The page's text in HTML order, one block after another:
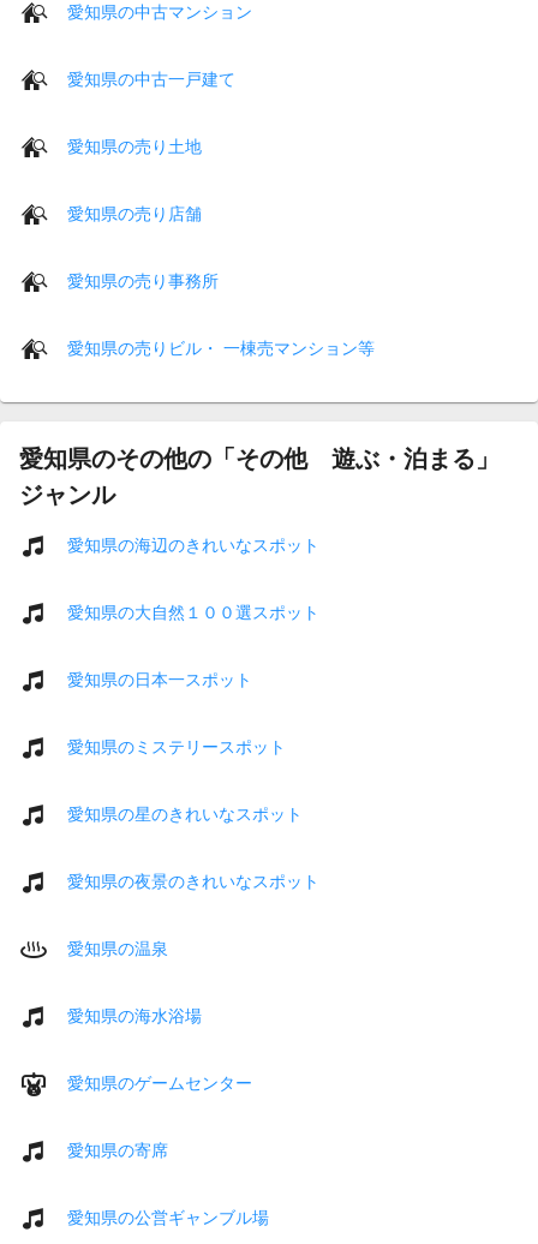
愛知県の中古マンション
愛知県の中古一戸建て
愛知県の売り土地
愛知県の売り店舗
愛知県の売り事務所
愛知県の売りビル・ 一棟売マンション等
愛知県のその他の「その他 遊ぶ・泊まる」
ジャンル
愛知県の海辺のきれいなスポット
愛知県の大自然１００選スポット
愛知県の日本一スポット
愛知県のミステリースポット
愛知県の星のきれいなスポット
愛知県の夜景のきれいなスポット
愛知県の温泉
愛知県の海水浴場
愛知県のゲームセンター
愛知県の寄席
愛知県の公営ギャンブル場